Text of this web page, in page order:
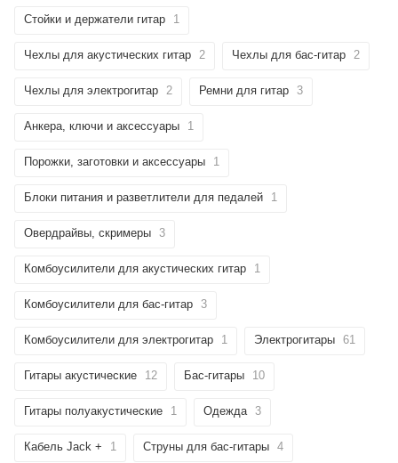
Стойки и держатели гитар 1
Чехлы для акустических гитар 2 Чехлы для бас-гитар 2
Чехлы для электрогитар 2 Ремни для гитар 3
Анкера, ключи и аксессуары 1
Порожки, заготовки и аксессуары 1
Блоки питания и разветлители для педалей 1
Овердрайвы, скримеры 3
Комбоусилители для акустических гитар 1
Комбоусилители для бас-гитар 3
Комбоусилители для электрогитар 1 Электрогитары 61
Гитары акустические 12 Бас-гитары 10
Гитары полуакустические 1 Одежда 3
Кабель Jack + 1 Струны для бас-гитары 4